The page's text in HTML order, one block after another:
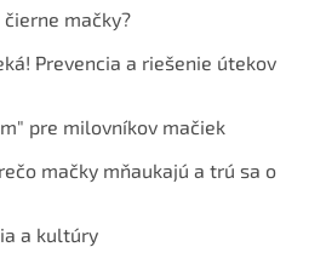
mačky?
Prevencia a riešenie útekov
pre milovníkov mačiek
mačky mňaukajú a trú sa o
a kultúry